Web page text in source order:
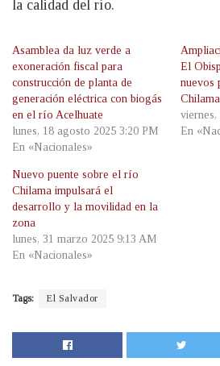
la calidad del río.
Asamblea da luz verde a
exoneración fiscal para
construcción de planta de
generación eléctrica con biogás
en el río Acelhuate
lunes, 18 agosto 2025 3:20 PM
En «Nacionales»
El
nuevos
Chilama
viernes,
En
Nuevo puente sobre el río
Chilama impulsará el
desarrollo y la movilidad en la
zona
lunes, 31 marzo 2025 9:13 AM
En «Nacionales»
Tags: El Salvador